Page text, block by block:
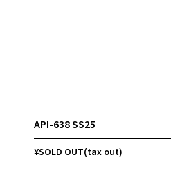
API-638 SS25
¥SOLD OUT(tax out)